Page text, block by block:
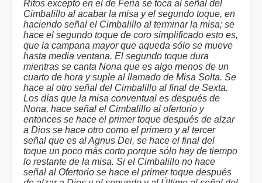
Ritos excepto en el de Feria se toca al señal del
Cimbalillo al acabar la misa y el segundo toque, en
haciendo señal el Cimbalillo al terminar la misa; se
hace el segundo toque de coro simplificado esto es,
que la campana mayor que aqueda sólo se mueve
hasta media ventana. El segundo toque dura
mientras se canta Nona que es algo menos de un
cuarto de hora y suple al llamado de Misa Solta. Se
hace al otro señal del Cimbalillo al final de Sexta.
Los días que la misa conventual es después de
Nona, hace señal el Cimbalillo al ofertorio y
entonces se hace el primer toque después de alzar
a Dios se hace otro como el primero y al tercer
señal que es al Agnus Dei, se hace el final del
toque un poco más corto porque sólo hay de tiempo
lo restante de la misa. Si el Cimbalillo no hace
señal al Ofertorio se hace el primer toque después